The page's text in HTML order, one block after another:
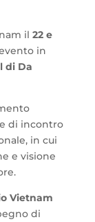
il 22 e
in
di Da
di incontro
in cui
e visione
Vietnam
di